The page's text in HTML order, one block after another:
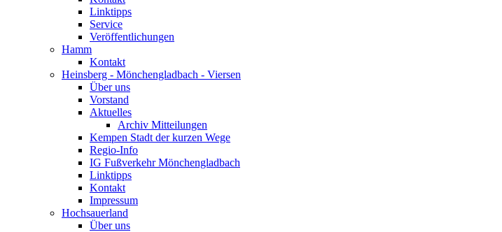
Linktipps
Service
Veröffentlichungen
Hamm
Kontakt
Heinsberg - Mönchengladbach - Viersen
Über uns
Vorstand
Aktuelles
Archiv Mitteilungen
Kempen Stadt der kurzen Wege
Regio-Info
IG Fußverkehr Mönchengladbach
Linktipps
Kontakt
Impressum
Hochsauerland
Über uns